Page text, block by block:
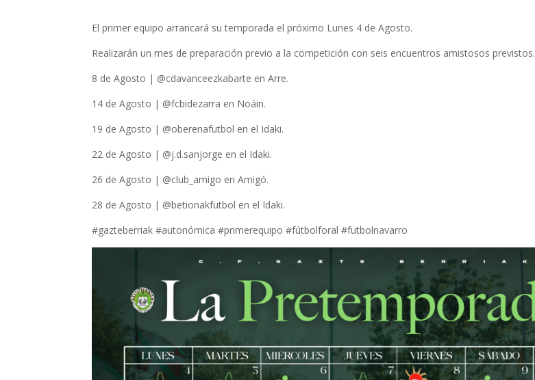
El primer equipo arrancará su temporada el próximo Lunes 4 de Agosto.
Realizarán un mes de preparación previo a la competición con seis encuentros amistosos previstos.
8 de Agosto | @cdavanceezkabarte en Arre.
14 de Agosto | @fcbidezarra en Noáin.
19 de Agosto | @oberenafutbol en el Idaki.
22 de Agosto | @j.d.sanjorge en el Idaki.
26 de Agosto | @club_amigo en Amigó.
28 de Agosto | @betionakfutbol en el Idaki.
#gazteberriak #autonómica #primerequipo #fútbolforal #futbolnavarro